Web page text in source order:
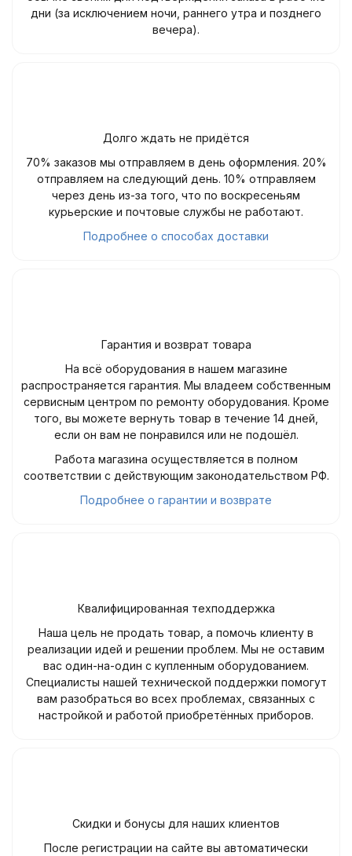
дни (за исключением ночи, раннего утра и позднего
вечера).
Долго ждать не придётся
70% заказов мы отправляем в день оформления. 20%
отправляем на следующий день. 10% отправляем
через день из-за того, что по воскресеньям
курьерские и почтовые службы не работают.
Подробнее о способах доставки
Гарантия и возврат товара
На всё оборудования в нашем магазине
распространяется гарантия. Мы владеем собственным
сервисным центром по ремонту оборудования. Кроме
того, вы можете вернуть товар в течение 14 дней,
если он вам не понравился или не подошёл.
Работа магазина осуществляется в полном
соответствии с действующим законодательством РФ.
Подробнее о гарантии и возврате
Квалифицированная техподдержка
Наша цель не продать товар, а помочь клиенту в
реализации идей и решении проблем. Мы не оставим
вас один-на-один с купленным оборудованием.
Специалисты нашей технической поддержки помогут
вам разобраться во всех проблемах, связанных с
настройкой и работой приобретённых приборов.
Скидки и бонусы для наших клиентов
После регистрации на сайте вы автоматически